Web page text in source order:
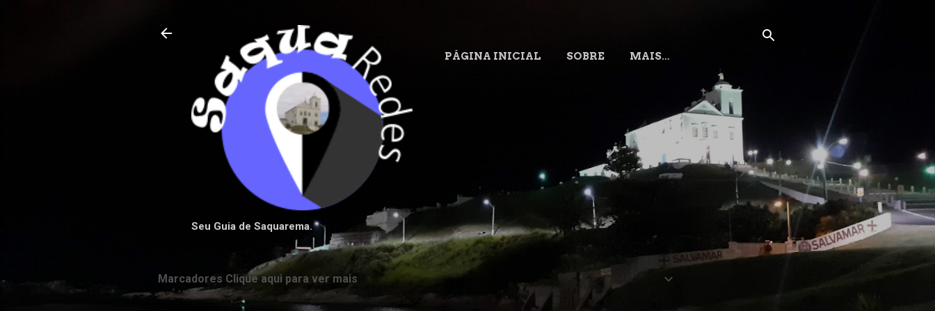
Seu Guia de Saquarema.
PÁGINA INICIAL SOBRE MAIS…
Marcadores Clique aqui para ver mais